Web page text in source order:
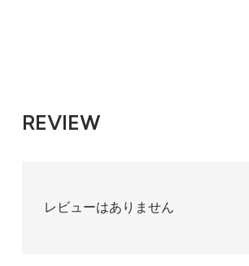
REVIEW
レビューはありません